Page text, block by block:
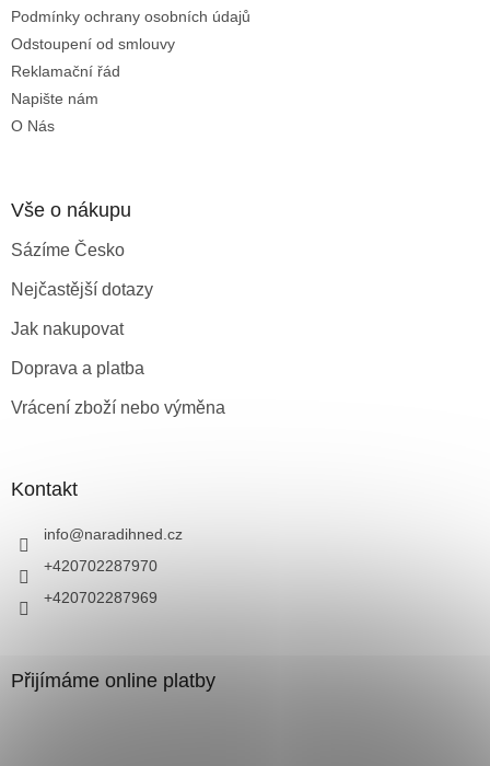
Podmínky ochrany osobních údajů
Odstoupení od smlouvy
Reklamační řád
Napište nám
O Nás
Vše o nákupu
Sázíme Česko
Nejčastější dotazy
Jak nakupovat
Doprava a platba
Vrácení zboží nebo výměna
Kontakt
info@naradihned.cz
+420702287970
+420702287969
Přijímáme online platby